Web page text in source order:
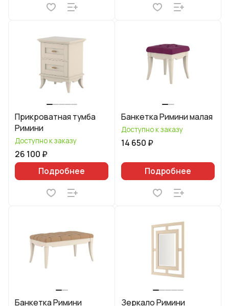
Прикроватная тумба
Римини
Доступно к заказу
26 100 ₽
Подробнее
Банкетка Римини малая
Доступно к заказу
14 650 ₽
Подробнее
Банкетка Римини
Зеркало Римини